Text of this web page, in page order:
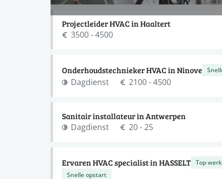
Projectleider HVAC in Haaltert
3500 - 4500
Onderhoudstechnieker HVAC in Ninove
Dagdienst 2100 - 4500
Sanitair installateur in Antwerpen
Dagdienst
20 - 25
Ervaren HVAC specialist in HASSELT
Top
Snelle opstart